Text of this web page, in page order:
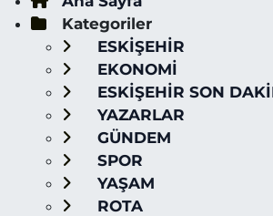
Kategoriler
ESKİŞEHİR
EKONOMİ
ESKİŞEHİR SON
YAZARLAR
GÜNDEM
SPOR
YAŞAM
ROTA